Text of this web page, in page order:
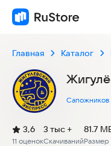
Главная Каталог
Сапожников
Рейтинг:
3,6
(
11 оценок
)
Скачиваний
3 тыс +
Размер
81.7